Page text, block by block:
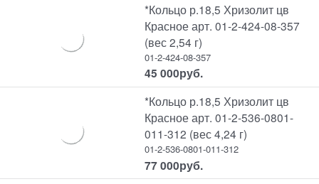
*Кольцо р.18,5 Хризолит цв
Красное арт. 01-2-424-08-357
(вес 2,54 г)
01-2-424-08-357
45 000руб.
*Кольцо р.18,5 Хризолит цв
Красное арт. 01-2-536-0801-
011-312 (вес 4,24 г)
01-2-536-0801-011-312
77 000руб.